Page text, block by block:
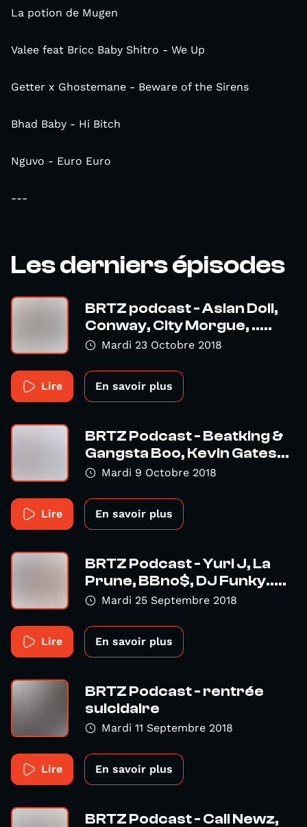
La potion de Mugen
Valee feat Bricc Baby Shitro - We Up
Getter x Ghostemane - Beware of the Sirens
Bhad Baby - Hi Bitch
Nguvo - Euro Euro
---
Les derniers épisodes
BRTZ podcast - Asian Doll,
Conway, City Morgue, .....
Mardi 23 Octobre 2018
Lire En savoir plus
BRTZ Podcast - Beatking &
Gangsta Boo, Kevin Gates...
Mardi 9 Octobre 2018
Lire En savoir plus
BRTZ Podcast - Yuri J, La
Prune, BBno$, DJ Funky.....
Mardi 25 Septembre 2018
Lire En savoir plus
BRTZ Podcast - rentrée
suicidaire
Mardi 11 Septembre 2018
Lire En savoir plus
BRTZ Podcast - Cali Newz,